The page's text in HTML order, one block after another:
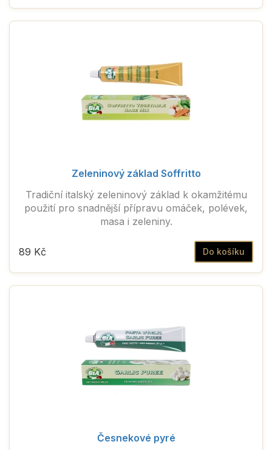
Zeleninový základ Soffritto
Tradiční italský zeleninový základ k okamžitému
použití pro snadnější přípravu omáček, polévek,
masa i zeleniny.
Do košíku
89 Kč
Česnekové pyré